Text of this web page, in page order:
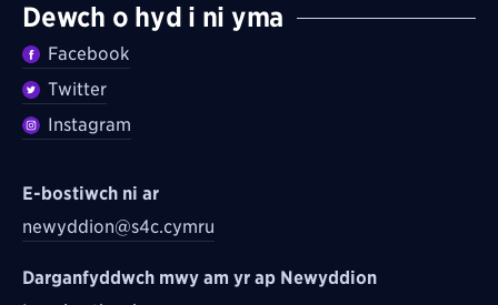
Dewch o hyd i ni yma
Facebook
Twitter
Instagram
E-bostiwch ni ar
newyddion@s4c.cymru
Darganfyddwch mwy am yr ap Newyddion